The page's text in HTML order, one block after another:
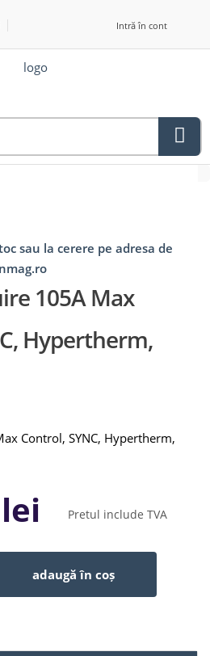
Intră în cont
sau la cerere pe adresa de
105A Max
Hypertherm,
Control, SYNC, Hypertherm,
Pretul include TVA
adaugă în coș